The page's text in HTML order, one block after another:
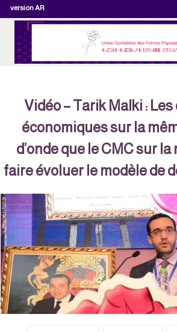
version AR
Vidéo – Tarik Malki :
économiques sur la
d’onde que le CMC sur
faire évoluer le modèle de